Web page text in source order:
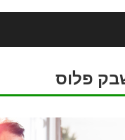
פלוס